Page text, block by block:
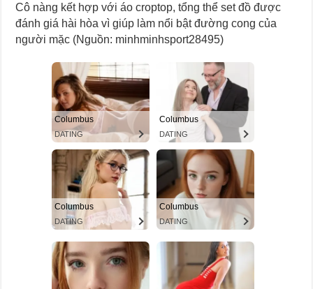
Cô nàng kết hợp với áo croptop, tổng thể set đồ được
đánh giá hài hòa vì giúp làm nổi bật đường cong của
người mặc (Nguồn: minhminhsport28495)